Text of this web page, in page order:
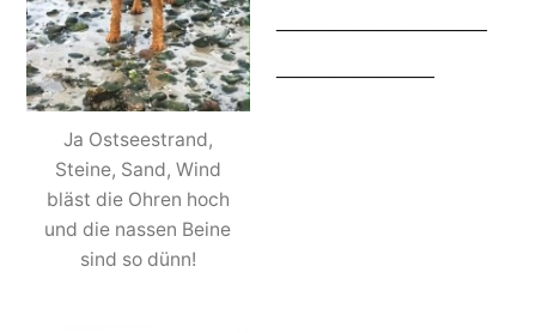
Ja Ostseestrand,
Steine, Sand, Wind
bläst die Ohren hoch
und die nassen Beine
sind so dünn!
————————
——————